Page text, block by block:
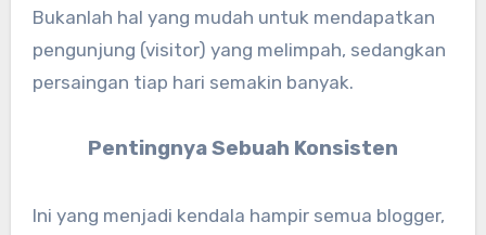
Bukanlah hal yang mudah untuk mendapatkan
pengunjung (visitor) yang melimpah, sedangkan
persaingan tiap hari semakin banyak.
Pentingnya Sebuah Konsisten
Ini yang menjadi kendala hampir semua blogger,